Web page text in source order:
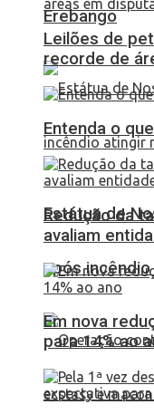
Erebango
Estátua de
após
Leilões de
recorde de
Entenda o
Redução da
avaliam
Em nova
para 14% ao